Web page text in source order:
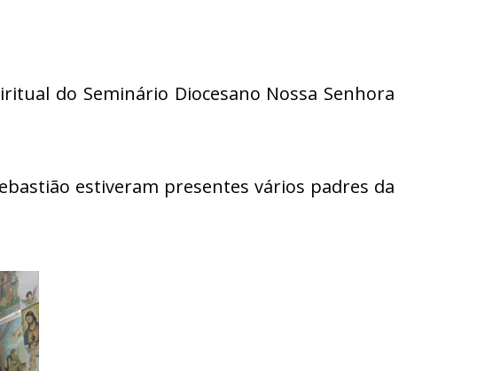
do Seminário Diocesano Nossa Senhora
estiveram presentes vários padres da